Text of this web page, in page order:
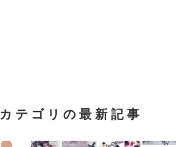
カテゴリの最新記事